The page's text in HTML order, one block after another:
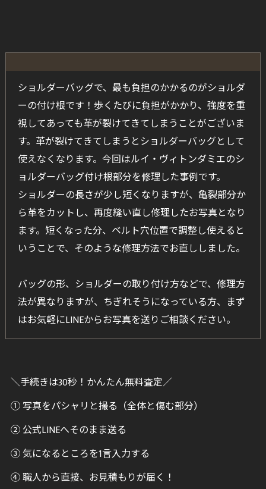
ショルダーバッグで、最も負担のかかるのがショルダ
ーの付け根です！歩くたびに負担がかかり、強度を重
視してあっても革が裂けてきてしまうことがございま
す。革が裂けてきてしまうとショルダーバッグとして
使えなくなります。今回はルイ・ヴィトンダミエのシ
ョルダーバッグ付け根部分を修理した事例です。
ショルダーの長さが少し短くなりますが、亀裂部分か
ら革をカットし、再度縫い直し修理したお写真となり
ます。短くなった分、ベルト穴位置で調整し使えると
いうことで、そのような修理方法でお直ししました。
バッグの形、ショルダーの取り付け方などで、修理方
法が異なりますが、ちぎれそうになっている方、まず
はお気軽にLINEからお写真を送りご相談ください。
＼手続きは30秒！かんたん無料査定／
① 写真をパシャリと撮る（全体と傷む部分）
② 公式LINEへそのまま送る
③ 気になるところを1言入力する
④ 職人から直接、お見積もりが届く！